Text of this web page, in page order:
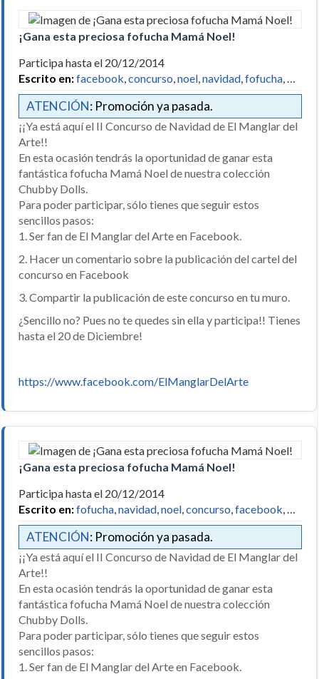
¡Gana esta preciosa fofucha Mamá Noel!
Participa hasta el 20/12/2014
Escrito en:facebook,concurso,noel,navidad,fofucha, …
ATENCIÓN: Promoción ya pasada.
¡¡Ya está aquí el II Concurso de Navidad de El Manglar del
Arte!!
En esta ocasión tendrás la oportunidad de ganar esta
fantástica fofucha Mamá Noel de nuestra colección
Chubby Dolls.
Para poder participar, sólo tienes que seguir estos
sencillos pasos:
1. Ser fan de El Manglar del Arte en Facebook.
2. Hacer un comentario sobre la publicación del cartel del
concurso en Facebook
3. Compartir la publicación de este concurso en tu muro.
¿Sencillo no? Pues no te quedes sin ella y participa!! Tienes
hasta el 20 de Diciembre!
https://www.facebook.com/ElManglarDelArte
¡Gana esta preciosa fofucha Mamá Noel!
Participa hasta el 20/12/2014
Escrito en:fofucha,navidad,noel,concurso,facebook, …
ATENCIÓN: Promoción ya pasada.
¡¡Ya está aquí el II Concurso de Navidad de El Manglar del
Arte!!
En esta ocasión tendrás la oportunidad de ganar esta
fantástica fofucha Mamá Noel de nuestra colección
Chubby Dolls.
Para poder participar, sólo tienes que seguir estos
sencillos pasos:
1. Ser fan de El Manglar del Arte en Facebook.